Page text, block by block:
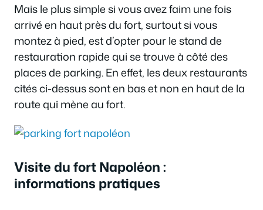
Mais le plus simple si vous avez faim une fois
arrivé en haut près du fort, surtout si vous
montez à pied, est d’opter pour le stand de
restauration rapide qui se trouve à côté des
places de parking. En effet, les deux restaurants
cités ci-dessus sont en bas et non en haut de la
route qui mène au fort.
Visite du fort Napoléon :
informations pratiques